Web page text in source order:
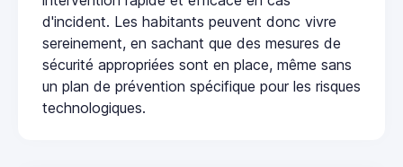
d'incident. Les habitants peuvent donc vivre
sereinement, en sachant que des mesures de
sécurité appropriées sont en place, même sans
un plan de prévention spécifique pour les risques
technologiques.